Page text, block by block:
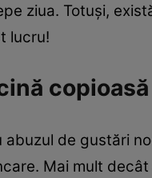
ziua. Totuși,
lucru!
abuzul de gustări
Mai mult